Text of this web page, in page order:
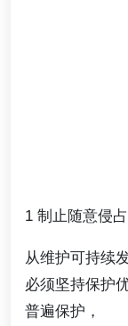
1 制止随意侵
从维护可持续
必须坚持保护
普遍保护，